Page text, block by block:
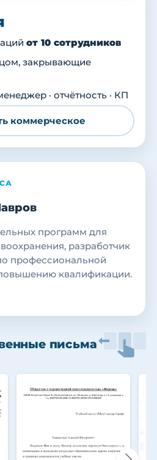
от 10 сотрудников
закрывающие
· отчётность · КП
коммерческое
программ для
разработчик
профессиональной
квалификации.
письма